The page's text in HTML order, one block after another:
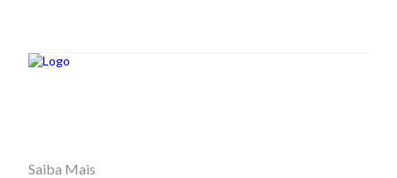
Saiba Mais